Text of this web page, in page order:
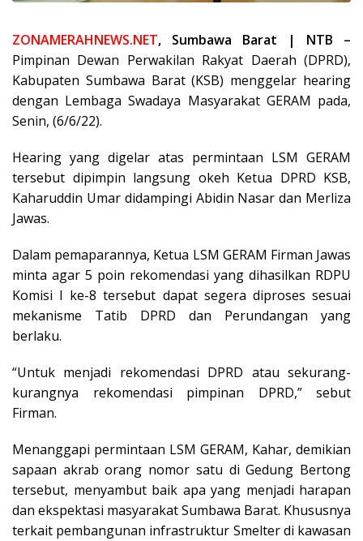
ZONAMERAHNEWS.NET, Sumbawa Barat | NTB –
Pimpinan Dewan Perwakilan Rakyat Daerah (DPRD),
Kabupaten Sumbawa Barat (KSB) menggelar hearing
dengan Lembaga Swadaya Masyarakat GERAM pada,
Senin, (6/6/22).
Hearing yang digelar atas permintaan LSM GERAM
tersebut dipimpin langsung okeh Ketua DPRD KSB,
Kaharuddin Umar didampingi Abidin Nasar dan Merliza
Jawas.
Dalam pemaparannya, Ketua LSM GERAM Firman Jawas
minta agar 5 poin rekomendasi yang dihasilkan RDPU
Komisi I ke-8 tersebut dapat segera diproses sesuai
mekanisme Tatib DPRD dan Perundangan yang
berlaku.
“Untuk menjadi rekomendasi DPRD atau sekurang-
kurangnya rekomendasi pimpinan DPRD,” sebut
Firman.
Menanggapi permintaan LSM GERAM, Kahar, demikian
sapaan akrab orang nomor satu di Gedung Bertong
tersebut, menyambut baik apa yang menjadi harapan
dan ekspektasi masyarakat Sumbawa Barat. Khususnya
terkait pembangunan infrastruktur Smelter di kawasan